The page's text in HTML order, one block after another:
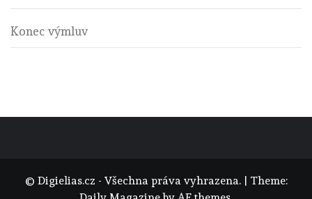
Konec výmluv
© Digielias.cz - Všechna práva vyhrazena. | Theme: